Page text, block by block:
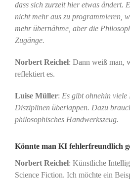
dass sich zurzeit hier etwas ändert.
nicht mehr aus zu programmieren,
mehr übernähme, aber die
Zugänge.
Norbert Reichel: Dann weiß man,
reflektiert es.
Luise Müller: Es gibt ohnehin
Disziplinen überlappen. Dazu
philosophisches Handwerkszeug.
Könnte man KI fehlerfreundlich
Norbert Reichel: Künstliche
Science Fiction. Ich möchte ein